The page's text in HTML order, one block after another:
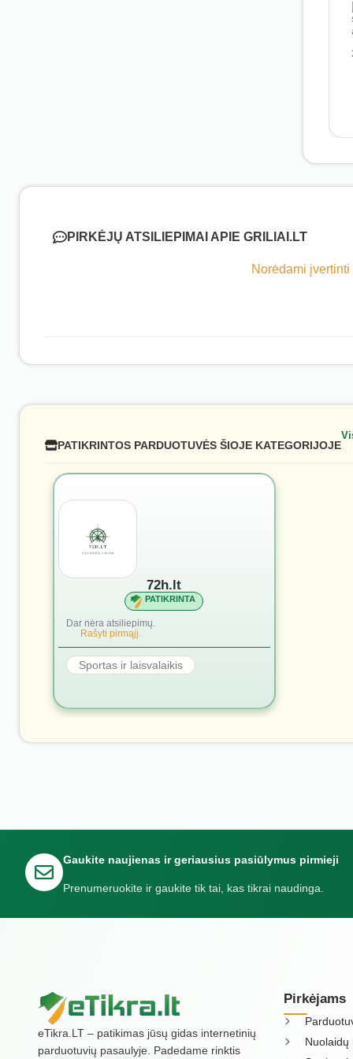
PIRKĖJŲ ATSILIEPIMAI APIE GRILIAI.LT
Norėdami
PATIKRINTOS PARDUOTUVĖS ŠIOJE KATEGORIJOJE
72h.lt
PATIKRINTA
Dar nėra atsiliepimų.
Rašyti pirmąjį.
Sportas ir laisvalaikis
Gaukite naujienas ir geriausius pasiūlymus pirmieji
Prenumeruokite ir gaukite tik tai, kas tikrai naudinga.
eTikra.LT – patikimas jūsų gidas internetinių
parduotuvių pasaulyje. Padedame rinktis
Pirkėjams
Nuolaidų